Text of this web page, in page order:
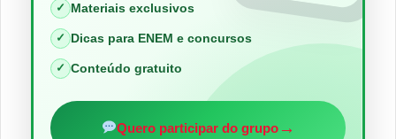
✓ Materiais exclusivos
✓ Dicas para ENEM e concursos
✓ Conteúdo gratuito
Quero participar do grupo→